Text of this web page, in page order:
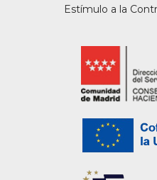
Estímulo a la